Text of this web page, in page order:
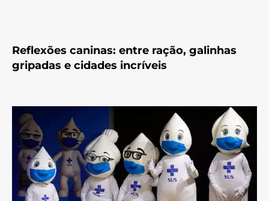
Reflexões caninas: entre ração, galinhas
gripadas e cidades incríveis